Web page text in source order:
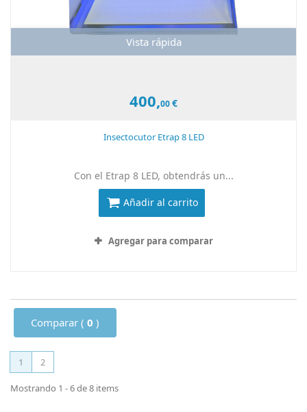
Vista rápida
400,00€
Insectocutor Etrap 8 LED
Con el Etrap 8 LED, obtendrás un...
Añadir al carrito
Agregar para comparar
Comparar ( 0 )
1 2
Mostrando 1 - 6 de 8 items